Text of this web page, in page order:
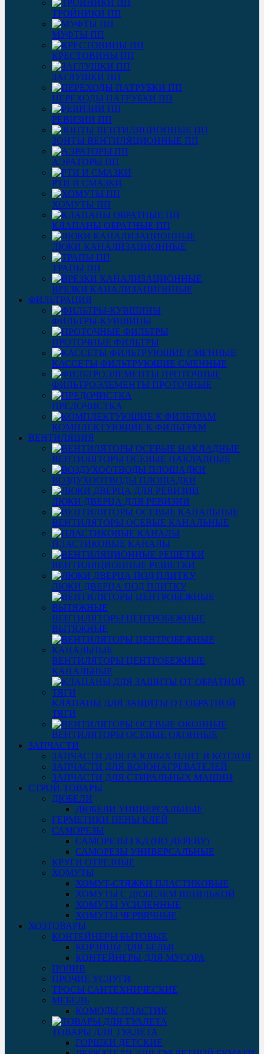
ТРОЙНИКИ ПП
МУФТЫ ПП
КРЕСТОВИНЫ ПП
ЗАГЛУШКИ ПП
ПЕРЕХОДЫ ПАТРУБКИ ПП
РЕВИЗИИ ПП
ЗОНТЫ ВЕНТИЛЯЦИОННЫЕ ПП
АЭРАТОРЫ ПП
РТИ И СМАЗКИ
ХОМУТЫ ПП
КЛАПАНЫ ОБРАТНЫЕ ПП
ЛЮКИ КАНАЛИЗАЦИОННЫЕ
ТРАПЫ ПП
ВРЕЗКИ КАНАЛИЗАЦИОННЫЕ
ФИЛЬТРАЦИЯ
ФИЛЬТРЫ-КУВШИНЫ
ПРОТОЧНЫЕ ФИЛЬТРЫ
КАССЕТЫ ФИЛЬТРУЮЩИЕ СМЕННЫЕ
ФИЛЬТРОЭЛЕМЕНТЫ ПРОТОЧНЫЕ
ПРЕДОЧИСТКА
КОМПЛЕКТУЮЩИЕ К ФИЛЬТРАМ
ВЕНТИЛЯЦИЯ
ВЕНТИЛЯТОРЫ ОСЕВЫЕ НАКЛАДНЫЕ
ВОЗДУХООТВОДЫ ПЛОЩАДКИ
ЛЮКИ ДВЕРЦА ДЛЯ РЕВИЗИИ
ВЕНТИЛЯТОРЫ ОСЕВЫЕ КАНАЛЬНЫЕ
ПЛАСТИКОВЫЕ КАНАЛЫ
ВЕНТИЛЯЦИОННЫЕ РЕШЕТКИ
ЛЮКИ ДВЕРЦА ПОД ПЛИТКУ
ВЕНТИЛЯТОРЫ ЦЕНТРОБЕЖНЫЕ
ВЫТЯЖНЫЕ
ВЕНТИЛЯТОРЫ ЦЕНТРОБЕЖНЫЕ
КАНАЛЬНЫЕ
КЛАПАНЫ ДЛЯ ЗАЩИТЫ ОТ ОБРАТНОЙ
ТЯГИ
ВЕНТИЛЯТОРЫ ОСЕВЫЕ ОКОННЫЕ
ЗАПЧАСТИ
ЗАПЧАСТИ ДЛЯ ГАЗОВЫХ ПЛИТ И КОТЛОВ
ЗАПЧАСТИ ДЛЯ ВОДОНАГРЕВАТЕЛЕЙ
ЗАПЧАСТИ ДЛЯ СТИРАЛЬНЫХ МАШИН
СТРОЙ-ТОВАРЫ
ДЮБЕЛИ
ДЮБЕЛИ УНИВЕРСАЛЬНЫЕ
ГЕРМЕТИКИ ПЕНЫ КЛЕЙ
САМОРЕЗЫ
САМОРЕЗЫ ГКД (ПО ДЕРЕВУ)
САМОРЕЗЫ УНИВЕРСАЛЬНЫЕ
КРУГИ ОТРЕЗНЫЕ
ХОМУТЫ
ХОМУТ-СТЯЖКИ ПЛАСТИКОВЫЕ
ХОМУТЫ С ДЮБЕЛЕМ ШПИЛЬКОЙ
ХОМУТЫ УСИЛЕННЫЕ
ХОМУТЫ ЧЕРВЯЧНЫЕ
ХОЗТОВАРЫ
КОНТЕЙНЕРЫ БЫТОВЫЕ
КОРЗИНЫ ДЛЯ БЕЛЬЯ
КОНТЕЙНЕРЫ ДЛЯ МУСОРА
ПОЛИВ
ПРОЧИЕ УСЛУГИ
ТРОСЫ САНТЕХНИЧЕСКИЕ
МЕБЕЛЬ
КОМОДЫ-ПЛАСТИК
ТОВАРЫ ДЛЯ ТУАЛЕТА
ГОРШКИ ДЕТСКИЕ